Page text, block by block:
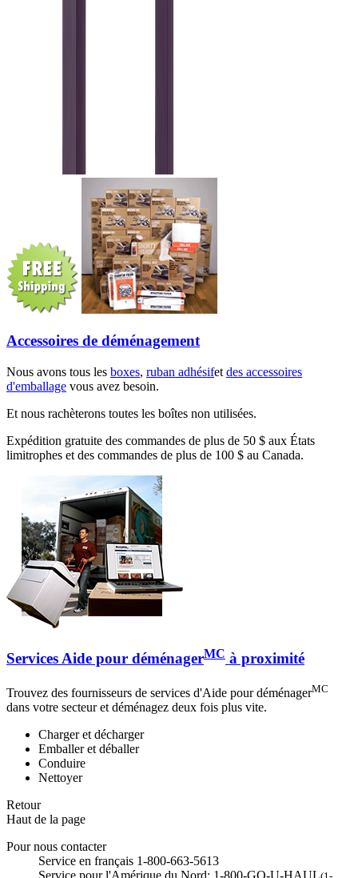
Accessoires de déménagement
Nous avons tous les boxes, ruban adhésifet des accessoires
d'emballage vous avez besoin.
Et nous rachèterons toutes les boîtes non utilisées.
Expédition gratuite des commandes de plus de 50 $ aux États
limitrophes et des commandes de plus de 100 $ au Canada.
Services Aide pour déménagerMC à proximité
Trouvez des fournisseurs de services d'Aide pour déménagerMC
dans votre secteur et déménagez deux fois plus vite.
Charger et décharger
Emballer et déballer
Conduire
Nettoyer
Retour
Haut de la page
Pour nous contacter
Service en français 1-800-663-5613
Service pour l'Amérique du Nord: 1-800-GO-U-HAUL